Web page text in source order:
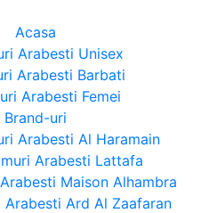
Acasa
Arabesti Unisex
Arabesti Barbati
Arabesti Femei
Brand-uri
Arabesti Al Haramain
Arabesti Lattafa
Maison Alhambra
Arabesti Ard Al Zaafaran